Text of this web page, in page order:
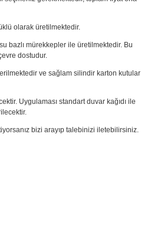
olarak üretilmektedir.
bazlı mürekkepler ile üretilmektedir. Bu
dostudur.
ve sağlam silindir karton kutular
Uygulaması standart duvar kağıdı ile
bizi arayıp talebinizi iletebilirsiniz.
numaramızdan ulaşabilirsiniz.